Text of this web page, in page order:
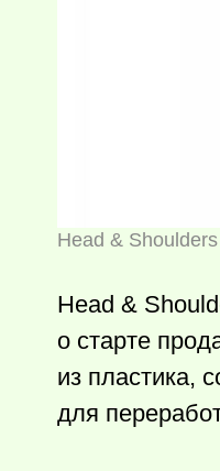
Head &
Head &
о старте
из пластика,
для